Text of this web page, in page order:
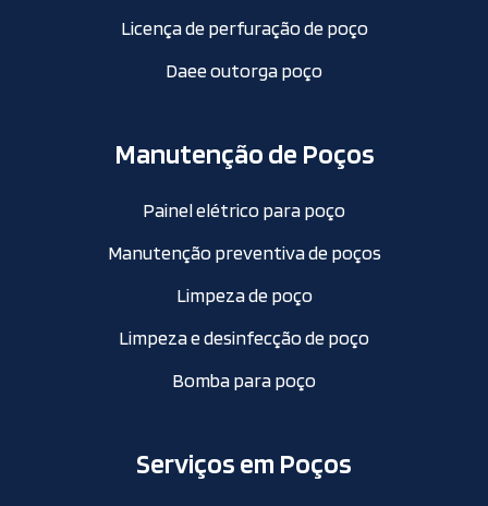
Licença de perfuração de poço
Daee outorga poço
Manutenção de Poços
Painel elétrico para poço
Manutenção preventiva de poços
Limpeza de poço
Limpeza e desinfecção de poço
Bomba para poço
Serviços em Poços